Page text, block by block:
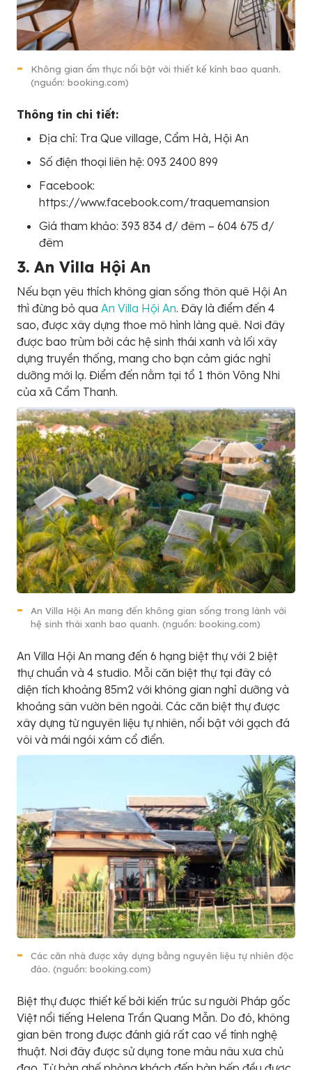
Không gian ẩm thực nổi bật với thiết kế kính bao quanh.
(nguồn: booking.com)
Thông tin chi tiết:
Địa chỉ: Tra Que village, Cẩm Hà, Hội An
Số điện thoại liên hệ: 093 2400 899
Facebook:
https://www.facebook.com/traquemansion
Giá tham khảo: 393 834 đ/ đêm – 604 675 đ/
đêm
3. An Villa Hội An
Nếu bạn yêu thích không gian sống thôn quê Hội An
thì đừng bỏ qua An Villa Hội An. Đây là điểm đến 4
sao, được xây dựng thoe mô hình làng quê. Nơi đây
được bao trùm bởi các hệ sinh thái xanh và lối xây
dựng truyền thống, mang cho bạn cảm giác nghỉ
dưỡng mới lạ. Điểm đến nằm tại tổ 1 thôn Võng Nhi
của xã Cẩm Thanh.
An Villa Hội An mang đến không gian sống trong lành với
hệ sinh thái xanh bao quanh. (nguồn: booking.com)
An Villa Hội An mang đến 6 hạng biệt thự với 2 biệt
thự chuẩn và 4 studio. Mỗi căn biệt thự tại đây có
diện tích khoảng 85m2 với không gian nghỉ dưỡng và
khoảng sân vườn bên ngoài. Các căn biệt thự được
xây dựng từ nguyên liệu tự nhiên, nổi bật với gạch đá
vôi và mái ngói xám cổ điển.
Các căn nhà được xây dựng bằng nguyên liệu tự nhiên độc
đáo. (nguồn: booking.com)
Biệt thự được thiết kế bởi kiến ​​trúc sư người Pháp gốc
Việt nổi tiếng Helena Trần Quang Mẫn. Do đó, không
gian bên trong được đánh giá rất cao về tính nghệ
thuật. Nơi đây được sử dụng tone màu nâu xưa chủ